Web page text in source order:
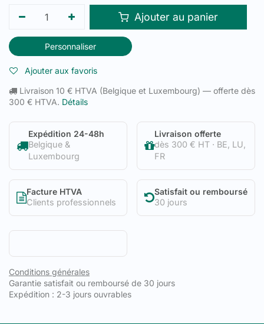
Ajouter au panier
Personnaliser
Ajouter aux favoris
Livraison 10 € HTVA (Belgique et Luxembourg) — offerte dès
300 € HTVA. Détails
Expédition 24-48h
Belgique &
Luxembourg
Livraison offerte
dès 300 € HT · BE, LU,
FR
Facture HTVA
Clients professionnels
Satisfait ou remboursé
30 jours
Conditions générales
Garantie satisfait ou remboursé de 30 jours
Expédition : 2-3 jours ouvrables